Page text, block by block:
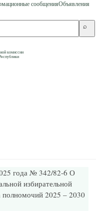
сообщенияОбъявления
комиссии
⌕
года № 342/82-6 О
избирательной
полномочий 2025 – 2030